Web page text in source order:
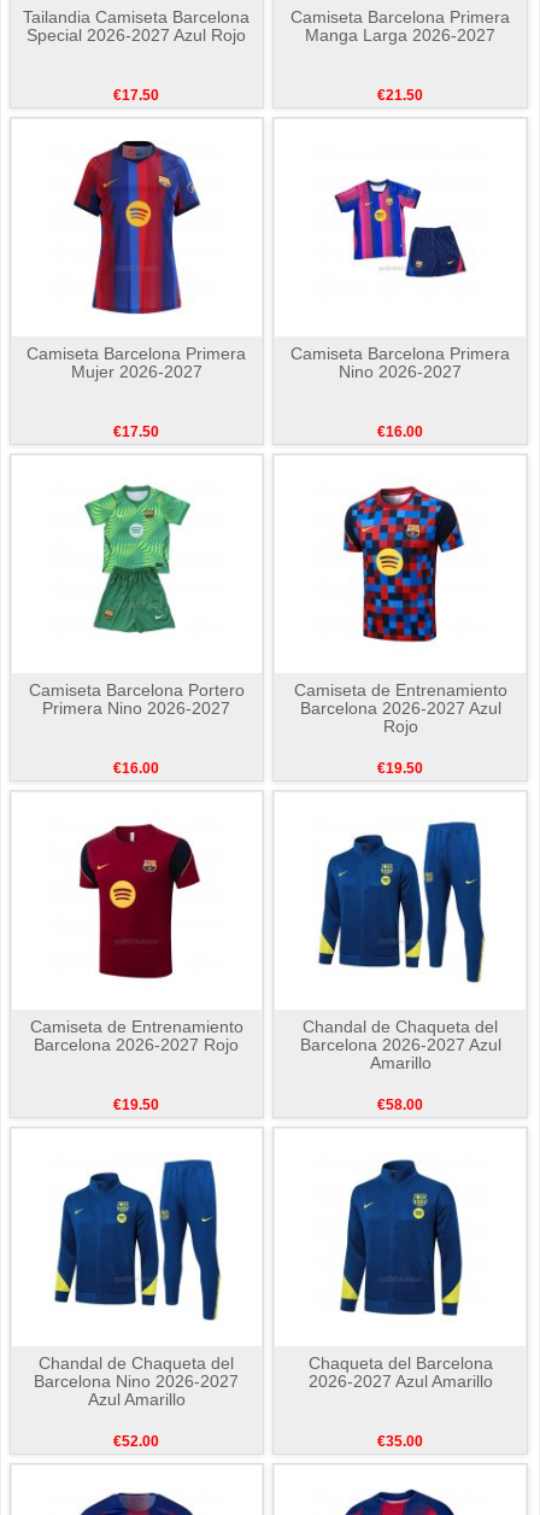
Tailandia Camiseta Barcelona
Special 2026-2027 Azul Rojo
€17.50
Camiseta Barcelona Primera
Manga Larga 2026-2027
€21.50
Camiseta Barcelona Primera
Mujer 2026-2027
€17.50
Camiseta Barcelona Primera
Nino 2026-2027
€16.00
Camiseta Barcelona Portero
Primera Nino 2026-2027
€16.00
Camiseta de Entrenamiento
Barcelona 2026-2027 Azul
Rojo
€19.50
Camiseta de Entrenamiento
Barcelona 2026-2027 Rojo
€19.50
Chandal de Chaqueta del
Barcelona 2026-2027 Azul
Amarillo
€58.00
Chandal de Chaqueta del
Barcelona Nino 2026-2027
Azul Amarillo
€52.00
Chaqueta del Barcelona
2026-2027 Azul Amarillo
€35.00